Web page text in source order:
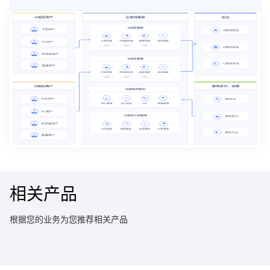
相关产品
根据您的业务为您推荐相关产品